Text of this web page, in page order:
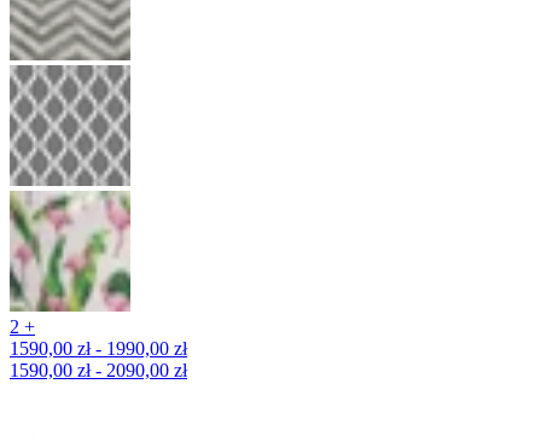
2 +
1590,00 zł - 1990,00 zł
1590,00 zł - 2090,00 zł